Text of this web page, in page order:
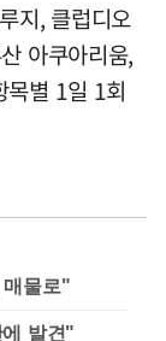
지, 클럽디오
아쿠아리움,
목별 1일 1회
매물로"
발견"